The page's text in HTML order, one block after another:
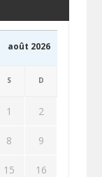
août 2026
S D
1 2
8 9
15 16